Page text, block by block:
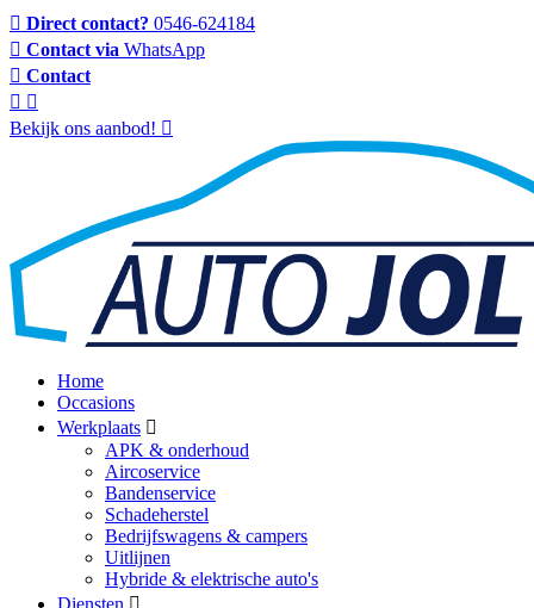
Direct contact? 0546-624184
Contact via WhatsApp
Contact
Bekijk ons aanbod!
Home
Occasions
Werkplaats
APK & onderhoud
Aircoservice
Bandenservice
Schadeherstel
Bedrijfswagens & campers
Uitlijnen
Hybride & elektrische auto's
Diensten